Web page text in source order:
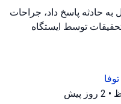
حادثه پاسخ داد، جراحات
توسط ایستگاه
• 2 روز پیش